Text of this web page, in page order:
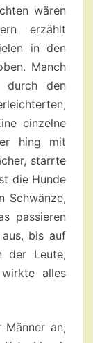
wären
erzählt
in den
Manch
durch den
einzelne
hing mit
starrte
die Hunde
Schwänze,
passieren
bis auf
der Leute,
alles
Männer an,